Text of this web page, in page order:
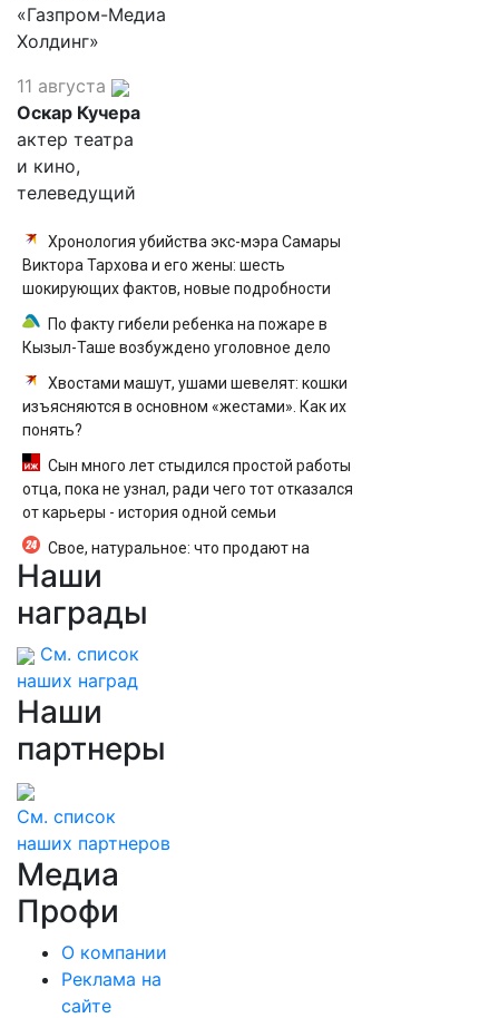
«Газпром-Медиа
Холдинг»
11 августа
Оскар Кучера
актер театра
и кино,
телеведущий
Хронология убийства экс-мэра Самары
Виктора Тархова и его жены: шесть
шокирующих фактов, новые подробности
По факту гибели ребенка на пожаре в
Кызыл-Таше возбуждено уголовное дело
Хвостами машут, ушами шевелят: кошки
изъясняются в основном «жестами». Как их
понять?
Сын много лет стыдился простой работы
отца, пока не узнал, ради чего тот отказался
от карьеры - история одной семьи
Свое, натуральное: что продают на
ярмарке выходного дня в Благовещенске
Наши
награды
См. список
наших наград
Наши
партнеры
См. список
наших партнеров
Медиа
Профи
О компании
Реклама на
сайте